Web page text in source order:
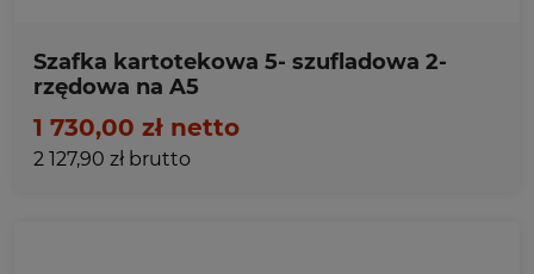
Szafka kartotekowa 5- szufladowa 2-
rzędowa na A5
1 730,00 zł netto
2 127,90 zł brutto